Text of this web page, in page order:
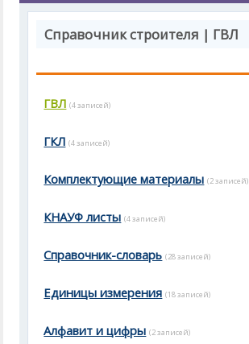
Справочник строителя | ГВЛ
ГВЛ (4 записей)
ГКЛ (4 записей)
Комплектующие материалы (2 записей)
КНАУФ листы (4 записей)
Справочник-словарь (28 записей)
Единицы измерения (18 записей)
Алфавит и цифры (2 записей)